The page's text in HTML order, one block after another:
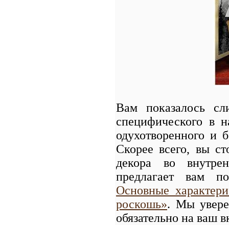
Вам показалось
специфического в
одухотворенного и
Скорее всего, вы
декора во
предлагает вам
Основные
роскошь». Мы
обязательно на ваш